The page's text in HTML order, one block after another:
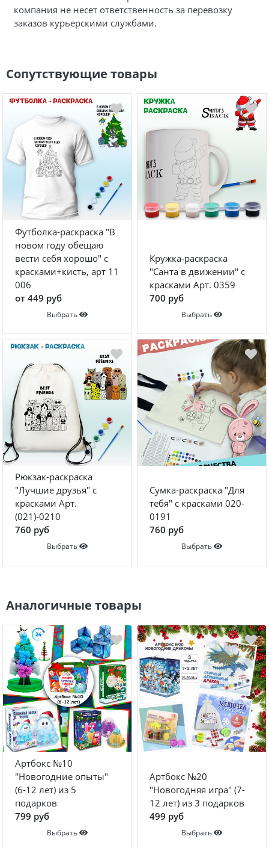
компания не несет ответственность за перевозку
заказов курьерскими службами.
Сопутствующие товары
Футболка-раскраска "В
новом году обещаю
вести себя хорошо" с
красками+кисть, арт 11
006
от 449 руб
Выбрать
Кружка-раскраска
"Санта в движении" с
красками Арт. 0359
700 руб
Выбрать
Рюкзак-раскраска
"Лучшие друзья" с
красками Арт.
(021)-0210
760 руб
Выбрать
Сумка-раскраска "Для
тебя" с красками 020-
0191
760 руб
Выбрать
Аналогичные товары
Артбокс №10
"Новогодние опыты"
(6-12 лет) из 5
подарков
799 руб
Выбрать
Артбокс №20
"Новогодняя игра" (7-
12 лет) из 3 подарков
499 руб
Выбрать